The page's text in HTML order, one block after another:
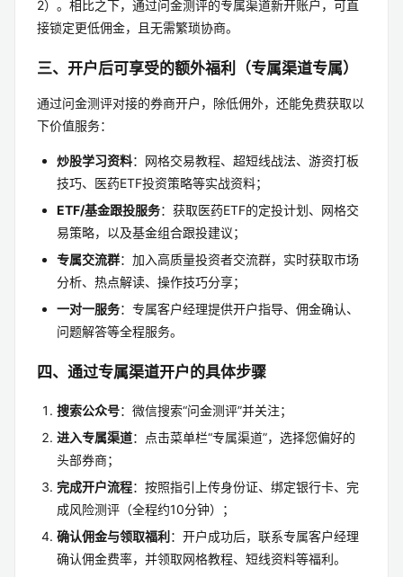
2）。相比之下，通过问金测评的专属渠道新开账户，可直
接锁定更低佣金，且无需繁琐协商。
三、开户后可享受的额外福利（专属渠道专属）
通过问金测评对接的券商开户，除低佣外，还能免费获取以
下价值服务：
炒股学习资料：网格交易教程、超短线战法、游资打板
技巧、医药ETF投资策略等实战资料；
ETF/基金跟投服务：获取医药ETF的定投计划、网格交
易策略，以及基金组合跟投建议；
专属交流群：加入高质量投资者交流群，实时获取市场
分析、热点解读、操作技巧分享；
一对一服务：专属客户经理提供开户指导、佣金确认、
问题解答等全程服务。
四、通过专属渠道开户的具体步骤
搜索公众号：微信搜索“问金测评”并关注；
进入专属渠道：点击菜单栏“专属渠道”，选择您偏好的
头部券商；
完成开户流程：按照指引上传身份证、绑定银行卡、完
成风险测评（全程约10分钟）；
确认佣金与领取福利 ：开户成功后，联系专属客户经理
确认佣金费率，并领取网格教程、短线资料等福利。